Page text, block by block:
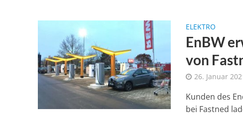
ELEKTRO
EnBW
von
26. Januar
Kunden des
bei Fastned